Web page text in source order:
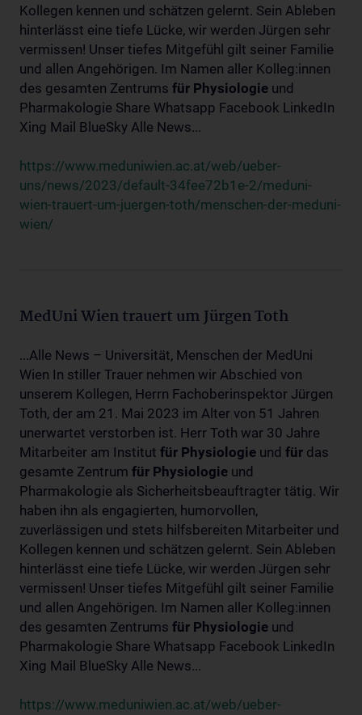
Kollegen kennen und schätzen gelernt. Sein Ableben
hinterlässt eine tiefe Lücke, wir werden Jürgen sehr
vermissen! Unser tiefes Mitgefühl gilt seiner Familie
und allen Angehörigen. Im Namen aller Kolleg:innen
des gesamten Zentrums für Physiologie und
Pharmakologie Share Whatsapp Facebook LinkedIn
Xing Mail BlueSky Alle News...
https://www.meduniwien.ac.at/web/ueber-
uns/news/2023/default-34fee72b1e-2/meduni-
wien-trauert-um-juergen-toth/menschen-der-meduni-
wien/
MedUni Wien trauert um Jürgen Toth
...Alle News – Universität, Menschen der MedUni
Wien In stiller Trauer nehmen wir Abschied von
unserem Kollegen, Herrn Fachoberinspektor Jürgen
Toth, der am 21. Mai 2023 im Alter von 51 Jahren
unerwartet verstorben ist. Herr Toth war 30 Jahre
Mitarbeiter am Institut für Physiologie und für das
gesamte Zentrum für Physiologie und
Pharmakologie als Sicherheitsbeauftragter tätig. Wir
haben ihn als engagierten, humorvollen,
zuverlässigen und stets hilfsbereiten Mitarbeiter und
Kollegen kennen und schätzen gelernt. Sein Ableben
hinterlässt eine tiefe Lücke, wir werden Jürgen sehr
vermissen! Unser tiefes Mitgefühl gilt seiner Familie
und allen Angehörigen. Im Namen aller Kolleg:innen
des gesamten Zentrums für Physiologie und
Pharmakologie Share Whatsapp Facebook LinkedIn
Xing Mail BlueSky Alle News...
https://www.meduniwien.ac.at/web/ueber-